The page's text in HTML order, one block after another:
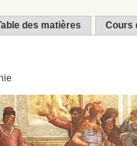
des matières Cours